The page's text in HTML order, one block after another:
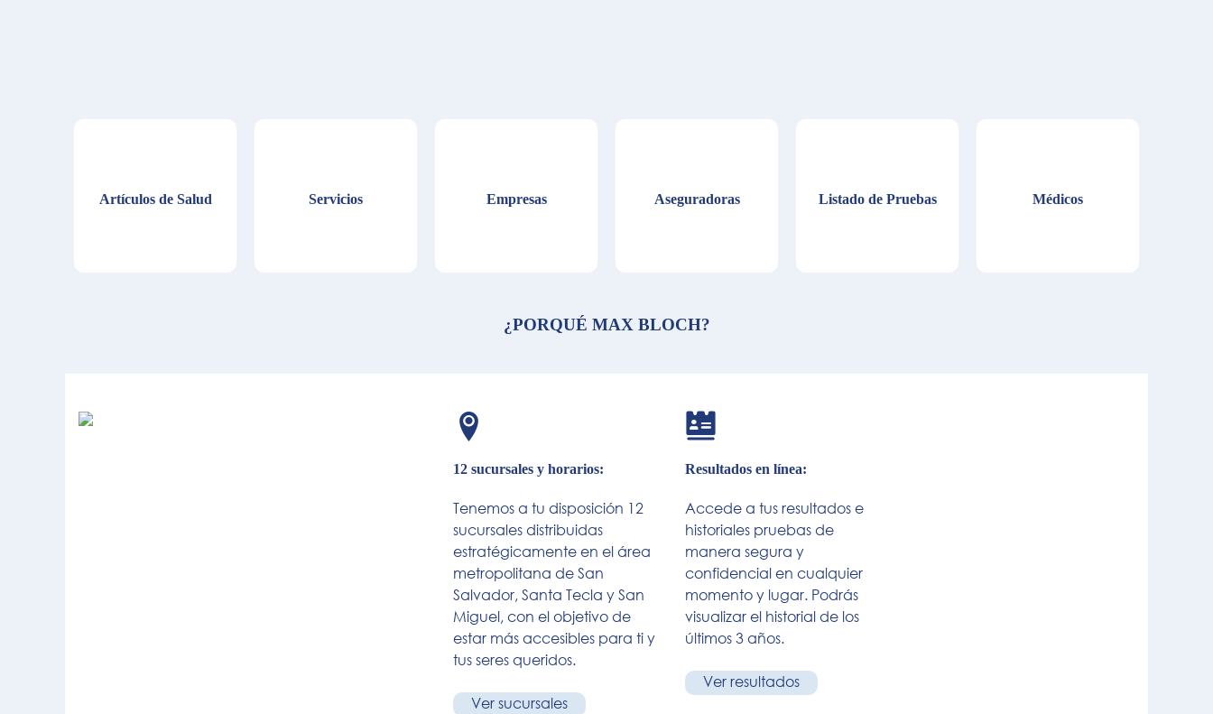
Artículos de Salud Servicios Empresas Aseguradoras Listado de Pruebas Médicos
¿PORQUÉ MAX BLOCH?
12 sucursales y horarios:
Tenemos a tu disposición 12
sucursales distribuidas
estratégicamente en el área
metropolitana de San
Salvador, Santa Tecla y San
Miguel, con el objetivo de
estar más accesibles para ti y
tus seres queridos.
Ver sucursales
Resultados en línea:
Accede a tus resultados e
historiales pruebas de
manera segura y
confidencial en cualquier
momento y lugar. Podrás
visualizar el historial de los
últimos 3 años.
Ver resultados